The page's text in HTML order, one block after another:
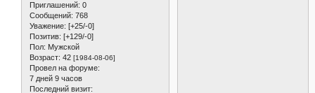
Приглашений: 0
Сообщений: 768
Уважение: [+25/-0]
Позитив: [+129/-0]
Пол: Мужской
Возраст: 42 [1984-08-06]
Провел на форуме:
7 дней 9 часов
Последний визит: